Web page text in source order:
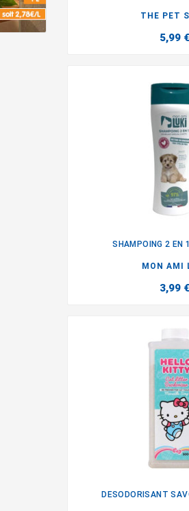
THE PET
5,99 €
SHAMPOING 2 EN
MON AMI
3,99 €
DESODORISANT